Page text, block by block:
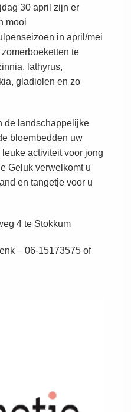
30 april zijn er
mooi
in april/mei
te
lathyrus,
gladiolen en zo
de landschappelijke
bloembedden uw
activiteit voor jong
Geluk verwelkomt u
en tangetje voor u
4 te Stokkum
– 06-15173575 of